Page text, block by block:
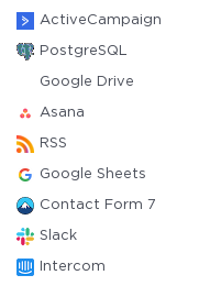
ActiveCampaign
PostgreSQL
Google Drive
Asana
RSS
Google Sheets
Contact Form 7
Slack
Intercom